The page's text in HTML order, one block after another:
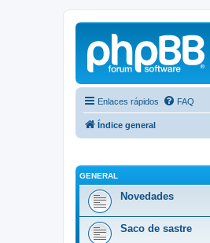
Enlaces rápidos FAQ
Índice general
GENERAL
Novedades
Saco de sastre